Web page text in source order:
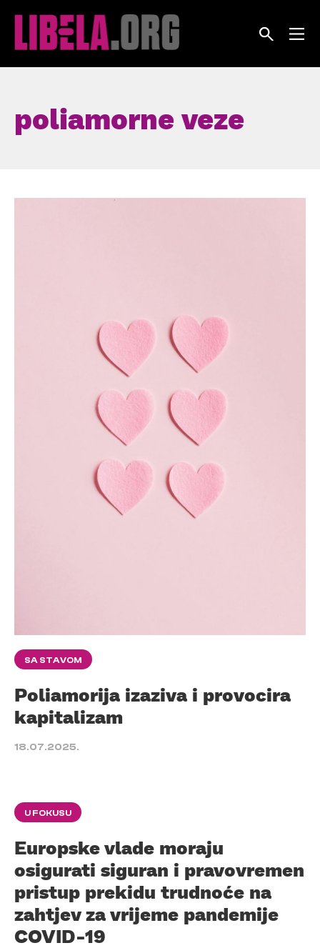
poliamorne veze
SA STAVOM
Poliamorija izaziva i provocira
kapitalizam
18.07.2025.
U FOKUSU
Europske vlade moraju
osigurati siguran i pravovremen
pristup prekidu trudnoće na
zahtjev za vrijeme pandemije
COVID-19